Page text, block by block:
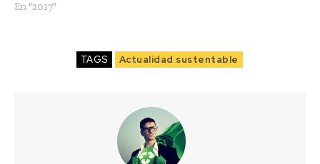
En "2017"
TAGS Actualidad sustentable